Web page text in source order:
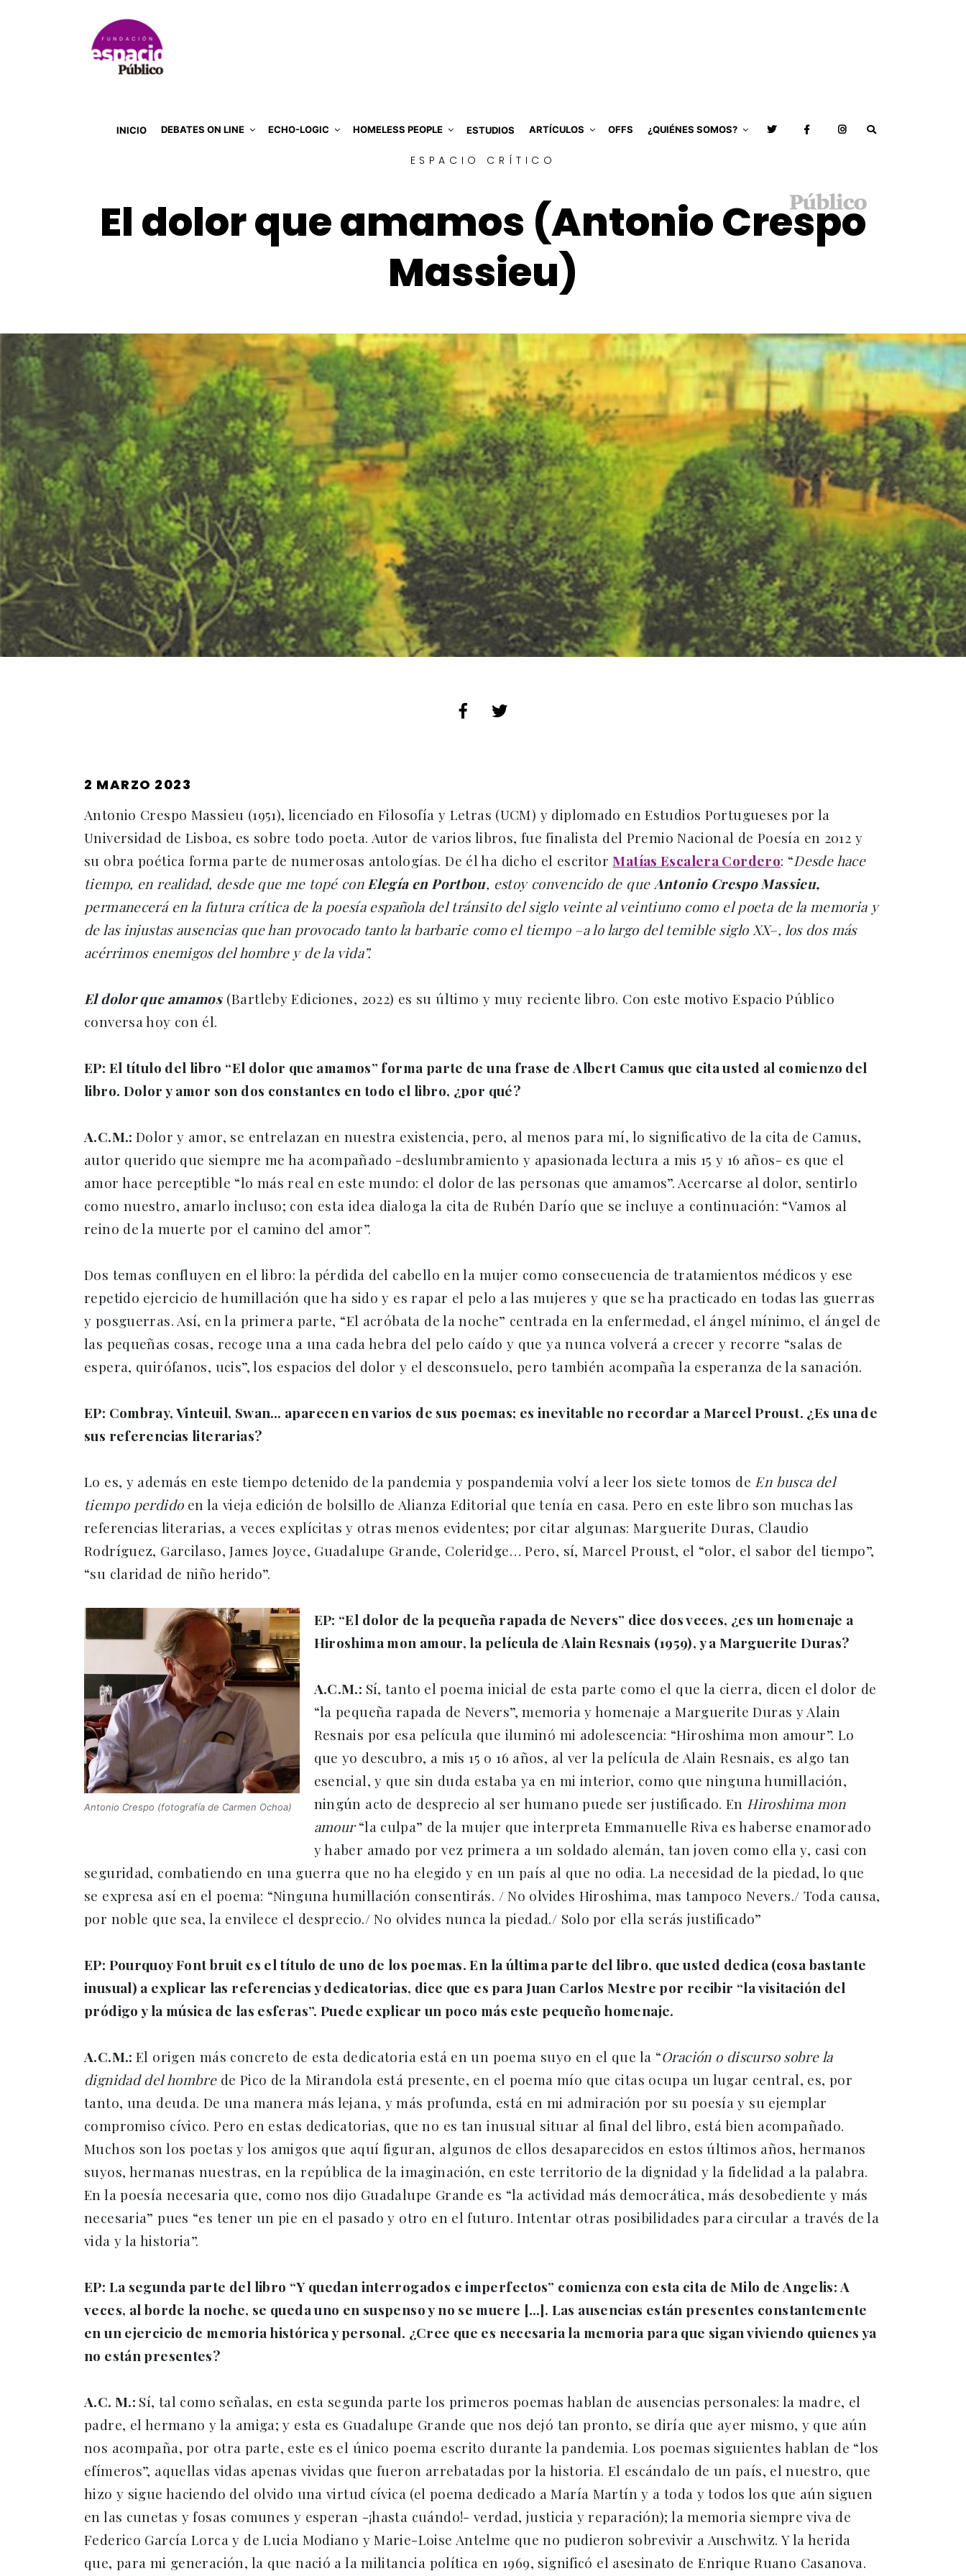
INICIO DEBATES ON LINE ECHO-LOGIC HOMELESS PEOPLE ESTUDIOS ARTÍCULOS OFFS ¿QUIÉNES SOMOS?
ESPACIO CRÍTICO
El dolor que amamos (Antonio Crespo
Massieu)
PUBLICADO
2 MARZO 2023
Antonio Crespo Massieu (1951), licenciado en Filosofía y Letras (UCM) y diplomado en Estudios Portugueses por la
Universidad de Lisboa, es sobre todo poeta. Autor de varios libros, fue finalista del Premio Nacional de Poesía en 2012 y
su obra poética forma parte de numerosas antologías. De él ha dicho el escritorMatías Escalera Cordero: “Desde hace
tiempo, en realidad, desde que me topé con Elegía en Portbou, estoy convencido de que Antonio Crespo Massieu,
permanecerá en la futura crítica de la poesía española del tránsito del siglo veinte al veintiuno como el poeta de la memoria y
de las injustas ausencias que han provocado tanto la barbarie como el tiempo –a lo largo del temible siglo XX–, los dos más
acérrimos enemigos del hombre y de la vida”.
El dolor que amamos(Bartleby Ediciones, 2022) es su último y muy reciente libro. Con este motivo Espacio Público
conversa hoy con él.
EP: El título del libro “El dolor que amamos” forma parte de una frase de Albert Camus que cita usted al comienzo del
libro. Dolor y amor son dos constantes en todo el libro, ¿por qué?
A.C.M.:Dolor y amor, se entrelazan en nuestra existencia, pero, al menos para mí, lo significativo de la cita de Camus,
autor querido que siempre me ha acompañado -deslumbramiento y apasionada lectura a mis 15 y 16 años- es que el
amor hace perceptible “lo más real en este mundo: el dolor de las personas que amamos”. Acercarse al dolor, sentirlo
como nuestro, amarlo incluso; con esta idea dialoga la cita de Rubén Darío que se incluye a continuación: “Vamos al
reino de la muerte por el camino del amor”.
Dos temas confluyen en el libro: la pérdida del cabello en la mujer como consecuencia de tratamientos médicos y ese
repetido ejercicio de humillación que ha sido y es rapar el pelo a las mujeres y que se ha practicado en todas las guerras
y posguerras. Así, en la primera parte, “El acróbata de la noche” centrada en la enfermedad, el ángel mínimo, el ángel de
las pequeñas cosas, recoge una a una cada hebra del pelo caído y que ya nunca volverá a crecer y recorre “salas de
espera, quirófanos, ucis”, los espacios del dolor y el desconsuelo, pero también acompaña la esperanza de la sanación.
EP: Combray, Vinteuil, Swan… aparecen en varios de sus poemas; es inevitable no recordar a Marcel Proust. ¿Es una de
sus referencias literarias?
Lo es, y además en este tiempo detenido de la pandemia y pospandemia volví a leer los siete tomos de En busca del
tiempo perdidoen la vieja edición de bolsillo de Alianza Editorial que tenía en casa. Pero en este libro son muchas las
referencias literarias, a veces explícitas y otras menos evidentes; por citar algunas: Marguerite Duras, Claudio
Rodríguez, Garcilaso, James Joyce, Guadalupe Grande, Coleridge… Pero, sí, Marcel Proust, el “olor, el sabor del tiempo”,
“su claridad de niño herido”.
Antonio Crespo (fotografía de Carmen Ochoa)
EP: “El dolor de la pequeña rapada de Nevers” dice dos veces, ¿es un homenaje a
Hiroshima mon amour, la película de Alain Resnais (1959), y a Marguerite Duras?
A.C.M.: Sí, tanto el poema inicial de esta parte como el que la cierra, dicen el dolor de
“la pequeña rapada de Nevers”, memoria y homenaje a Marguerite Duras y Alain
Resnais por esa película que iluminó mi adolescencia: “Hiroshima mon amour”. Lo
que yo descubro, a mis 15 o 16 años, al ver la película de Alain Resnais, es algo tan
esencial, y que sin duda estaba ya en mi interior, como que ninguna humillación,
ningún acto de desprecio al ser humano puede ser justificado. En Hiroshima mon
amour“la culpa” de la mujer que interpreta Emmanuelle Riva es haberse enamorado
y haber amado por vez primera a un soldado alemán, tan joven como ella y, casi con
seguridad, combatiendo en una guerra que no ha elegido y en un país al que no odia. La necesidad de la piedad, lo que
se expresa así en el poema: “Ninguna humillación consentirás. / No olvides Hiroshima, mas tampoco Nevers./ Toda causa,
por noble que sea, la envilece el desprecio./ No olvides nunca la piedad./ Solo por ella serás justificado”
EP: Pourquoy Font bruit es el título de uno de los poemas. En la última parte del libro, que usted dedica (cosa bastante
inusual) a explicar las referencias y dedicatorias, dice que es para Juan Carlos Mestre por recibir “la visitación del
pródigo y la música de las esferas”. Puede explicar un poco más este pequeño homenaje.
A.C.M.:El origen más concreto de esta dedicatoria está en un poema suyo en el que la “Oración o discurso sobre la
dignidad del hombrede Pico de la Mirandola está presente, en el poema mío que citas ocupa un lugar central, es, por
tanto, una deuda. De una manera más lejana, y más profunda, está en mi admiración por su poesía y su ejemplar
compromiso cívico. Pero en estas dedicatorias, que no es tan inusual situar al final del libro, está bien acompañado.
Muchos son los poetas y los amigos que aquí figuran, algunos de ellos desaparecidos en estos últimos años, hermanos
suyos, hermanas nuestras, en la república de la imaginación, en este territorio de la dignidad y la fidelidad a la palabra.
En la poesía necesaria que, como nos dijo Guadalupe Grande es “la actividad más democrática, más desobediente y más
necesaria” pues “es tener un pie en el pasado y otro en el futuro. Intentar otras posibilidades para circular a través de la
vida y la historia”.
EP: La segunda parte del libro “Y quedan interrogados e imperfectos” comienza con esta cita de Milo de Angelis: A
veces, al borde la noche, se queda uno en suspenso y no se muere […]. Las ausencias están presentes constantemente
en un ejercicio de memoria histórica y personal. ¿Cree que es necesaria la memoria para que sigan viviendo quienes ya
no están presentes?
A.C. M.: Sí, tal como señalas, en esta segunda parte los primeros poemas hablan de ausencias personales: la madre, el
padre, el hermano y la amiga; y esta es Guadalupe Grande que nos dejó tan pronto, se diría que ayer mismo, y que aún
nos acompaña, por otra parte, este es el único poema escrito durante la pandemia. Los poemas siguientes hablan de “los
efímeros”, aquellas vidas apenas vividas que fueron arrebatadas por la historia. El escándalo de un país, el nuestro, que
hizo y sigue haciendo del olvido una virtud cívica (el poema dedicado a María Martín y a toda y todos los que aún siguen
en las cunetas y fosas comunes y esperan -¡hasta cuándo!- verdad, justicia y reparación); la memoria siempre viva de
Federico García Lorca y de Lucia Modiano y Marie-Loise Antelme que no pudieron sobrevivir a Auschwitz. Y la herida
que, para mi generación, la que nació a la militancia política en 1969, significó el asesinato de Enrique Ruano Casanova.